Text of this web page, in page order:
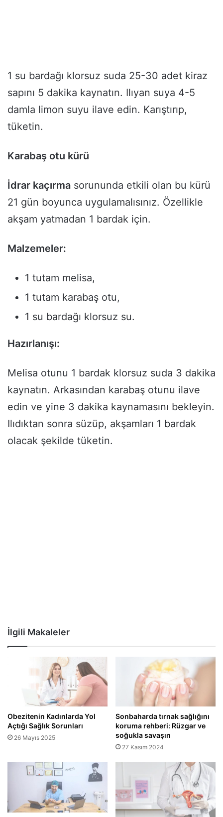
1 su bardağı klorsuz suda 25-30 adet kiraz
sapını 5 dakika kaynatın. Ilıyan suya 4-5
damla limon suyu ilave edin. Karıştırıp,
tüketin.
Karabaş otu kürü
İdrar kaçırma sorununda etkili olan bu kürü
21 gün boyunca uygulamalısınız. Özellikle
akşam yatmadan 1 bardak için.
Malzemeler:
1 tutam melisa,
1 tutam karabaş otu,
1 su bardağı klorsuz su.
Hazırlanışı:
Melisa otunu 1 bardak klorsuz suda 3 dakika
kaynatın. Arkasından karabaş otunu ilave
edin ve yine 3 dakika kaynamasını bekleyin.
Ilıdıktan sonra süzüp, akşamları 1 bardak
olacak şekilde tüketin.
İlgili Makaleler
Obezitenin Kadınlarda Yol
Açtığı Sağlık Sorunları
26 Mayıs 2025
Sonbaharda tırnak sağlığını
koruma rehberi: Rüzgar ve
soğukla savaşın
27 Kasım 2024